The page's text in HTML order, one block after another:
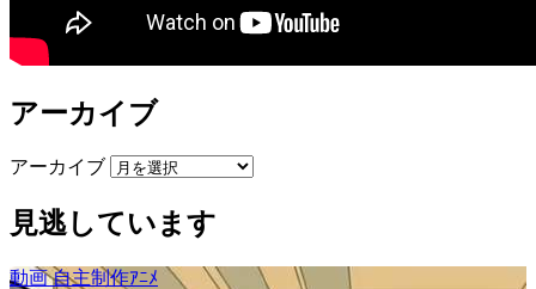
アーカイブ
アーカイブ
見逃しています
動画自主制作ｱﾆﾒ